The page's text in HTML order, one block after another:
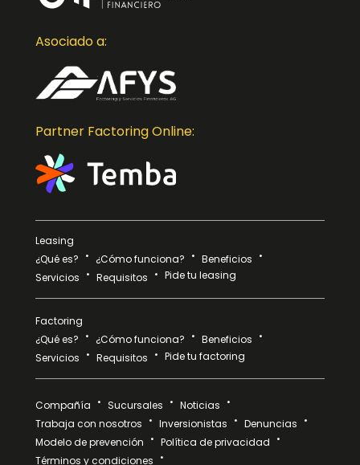
Asociado a:
Partner Factoring Online:
Leasing
¿Qué es?
¿Cómo funciona?
Beneficios
Servicios
Requisitos Pide tu leasing
Factoring
¿Qué es?
¿Cómo funciona?
Beneficios
Servicios
Requisitos Pide tu factoring
Compañía Sucursales
Noticias
Trabaja con nosotros
Inversionistas
Denuncias
Modelo de prevención
Política de privacidad
Términos y condiciones